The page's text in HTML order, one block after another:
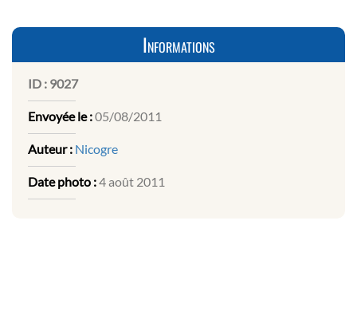
Informations
ID : 9027
Envoyée le :05/08/2011
Auteur : Nicogre
Date photo :4 août 2011